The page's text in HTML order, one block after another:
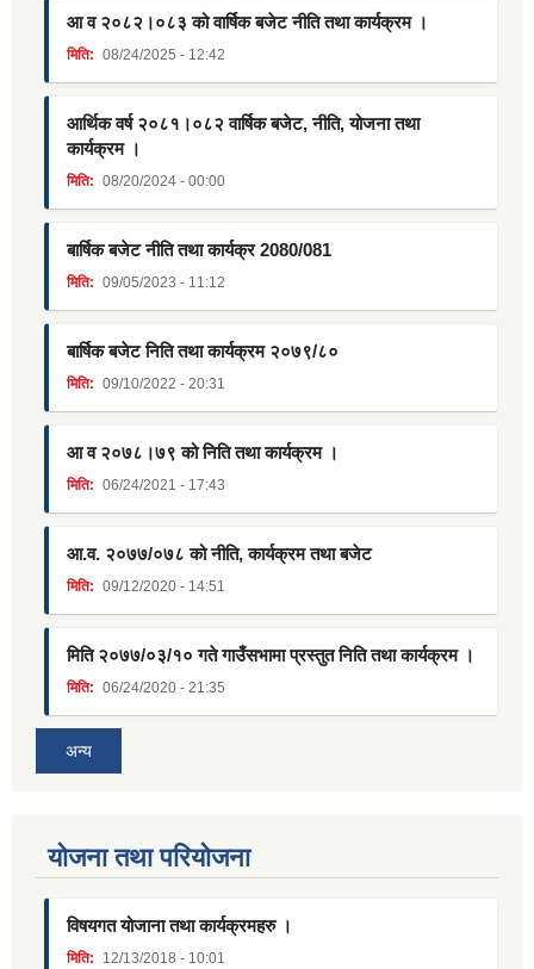
आ व २०८२।०८३ को वार्षिक बजेट नीति तथा कार्यक्रम ।
मिति: 08/24/2025 - 12:42
आर्थिक वर्ष २०८१।०८२ वार्षिक बजेट, नीति, योजना तथा
कार्यक्रम ।
मिति: 08/20/2024 - 00:00
बार्षिक बजेट नीति तथा कार्यक्र 2080/081
मिति: 09/05/2023 - 11:12
बार्षिक बजेट निति तथा कार्यक्रम २०७९/८०
मिति: 09/10/2022 - 20:31
आ व २०७८।७९ को निति तथा कार्यक्रम ।
मिति: 06/24/2021 - 17:43
आ.व. २०७७/०७८ को नीति, कार्यक्रम तथा बजेट
मिति: 09/12/2020 - 14:51
मिति २०७७/०३/१० गते गाउँसभामा प्रस्तुत निति तथा कार्यक्रम ।
मिति: 06/24/2020 - 21:35
अन्य
याेजना तथा परियाेजना
विषयगत योजाना तथा कार्यक्रमहरु ।
मिति: 12/13/2018 - 10:01